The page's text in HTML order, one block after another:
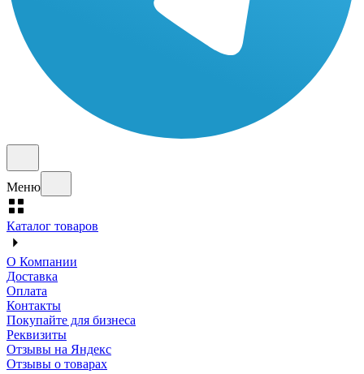
Меню
Каталог товаров
О Компании
Доставка
Оплата
Контакты
Покупайте для бизнеса
Реквизиты
Отзывы на Яндекс
Отзывы о товарах